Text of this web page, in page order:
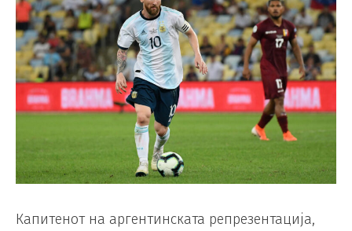
Капитенот на аргентинската репрезентација,